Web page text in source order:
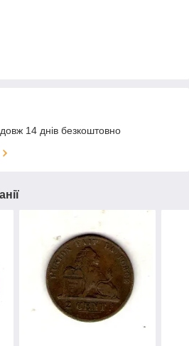
14 днів безкоштовно